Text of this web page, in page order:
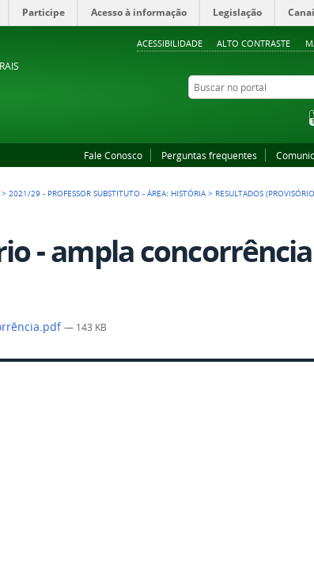
ACESSIBILIDADE ALTO CONTRASTE
Participe Acesso à informação Legislação
Buscar no portal
Fale Conosco Perguntas frequentes
>2021/29 - PROFESSOR SUBSTITUTO - ÁREA: HISTÓRIA > RESULTADOS
- ampla concorrência
— 143 KB